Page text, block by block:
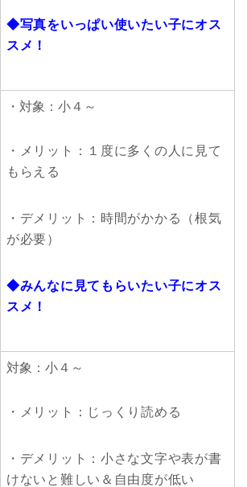
◆写真をいっぱい使いたい子にオス
スメ！
・対象：小４～
・メリット：１度に多くの人に見て
もらえる
・デメリット：時間がかかる（根気
が必要）
◆みんなに見てもらいたい子にオス
スメ！
対象：小４～
・メリット：じっくり読める
・デメリット：小さな文字や表が書
けないと難しい＆自由度が低い